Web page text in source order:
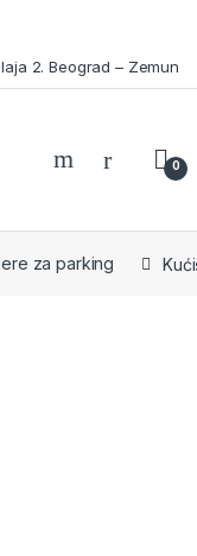
2. Beograd – Zemun
0
za parking